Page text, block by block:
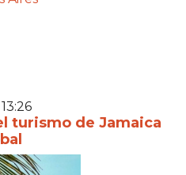
turismo de Jamaica